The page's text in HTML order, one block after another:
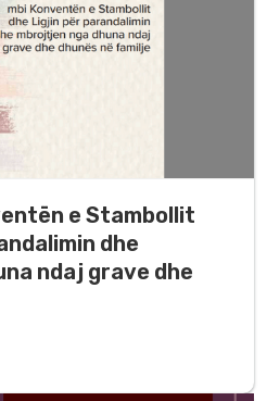
e Stambollit
dhe
ndaj grave dhe